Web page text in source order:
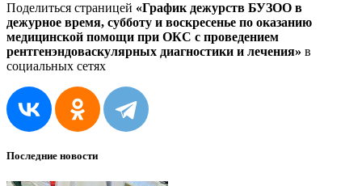
Поделиться страницей «График дежурств БУЗОО в
дежурное время, субботу и воскресенье по оказанию
медицинской помощи при ОКС с проведением
рентгенэндоваскулярных диагностики и лечения» в
социальных сетях
Последние новости